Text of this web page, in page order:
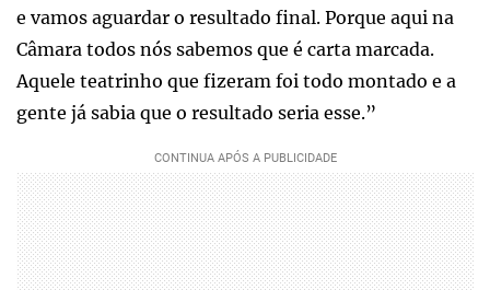
e vamos aguardar o resultado final. Porque aqui na
Câmara todos nós sabemos que é carta marcada.
Aquele teatrinho que fizeram foi todo montado e a
gente já sabia que o resultado seria esse.”